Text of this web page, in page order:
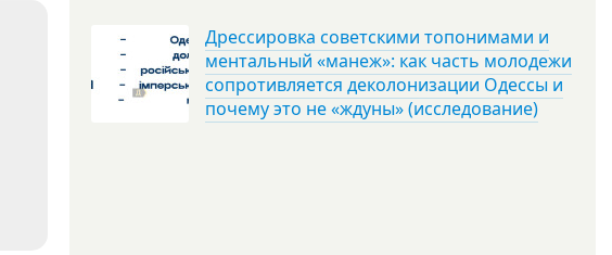
Дрессировка советскими топонимами и
ментальный «манеж»: как часть молодежи
сопротивляется деколонизации Одессы и
почему это не «ждуны» (исследование)